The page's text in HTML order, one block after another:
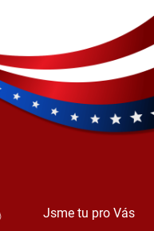
Jsme tu pro Vás